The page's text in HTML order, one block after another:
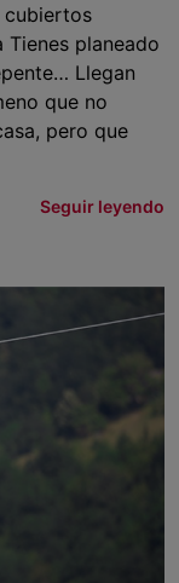
cubiertos
planeado
Llegan
que no
pero que
Seguir leyendo